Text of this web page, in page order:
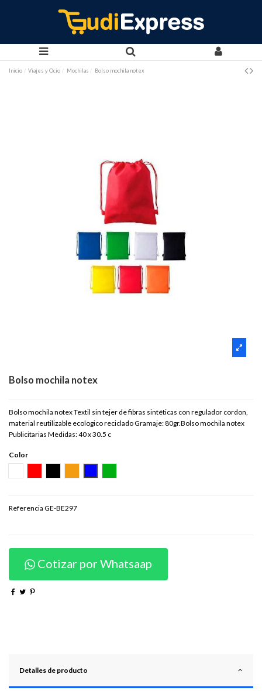
Inicio Viajes y Ocio Mochilas Bolso mochila notex
Bolso mochila notex
Bolso mochila notex Textil sin tejer de fibras sintéticas con regulador cordon,
material reutilizable ecologico reciclado Gramaje: 80gr.Bolso mochila notex
Publicitarias Medidas: 40 x 30.5 c
Color
Referencia GE-BE297
Cotizar por Whatsaap
Detalles de producto